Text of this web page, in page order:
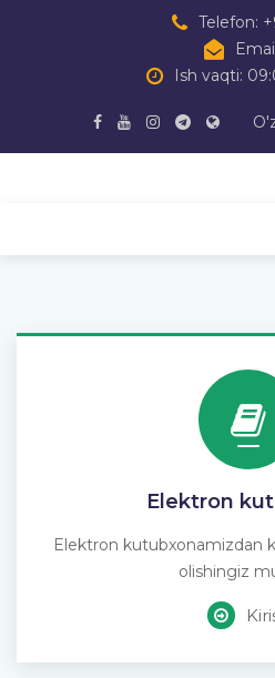
Telefon:
Ish vaqti:
Elektron
Elektron kutubxonamizdan
olishingiz